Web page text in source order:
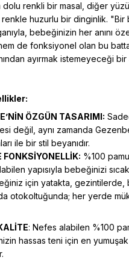
dolu renkli bir masal, diğer
huzurlu bir dinginlik. "Bir
bebeğinizin her anını özel
de fonksiyonel olan bu
ayırmak istemeyeceği
ÖZGÜN TASARIMI:
değil, aynı zamanda
ile bir stil beyanıdır.
FONKSİYONELLİK: %100
yapısıyla bebeğinizi
için yatakta, gezintilerde,
otokoltuğunda; her yerde
: Nefes alabilen %100
hassas teni için en yumuşak